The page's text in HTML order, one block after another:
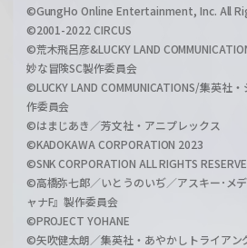
©GungHo Online Entertainment, Inc. All
©2001-2022 CIRCUS
©荒木飛呂彦&LUCKY LAND
妙な冒険SC製作委員会
©LUCKY LAND COMMUNICATIONS/集英社
作委員会
©はまじあき／芳文社・アニプレックス
©KADOKAWA CORPORATION 2023
©SNK CORPORATION ALL RIGHTS
©高橋弥七郎／いとうのいぢ／アスキー･メ
ャナF』製作委員会
©PROJECT YOHANE
©矢吹健太朗／集英社・あやかしトライアン